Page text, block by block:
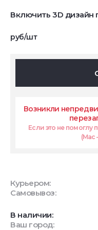
Включить 3D дизайн
руб/шт
Возникли
Если это не помоглу
(Mac
Курьером:
Самовывоз:
В наличии:
Ваш город: